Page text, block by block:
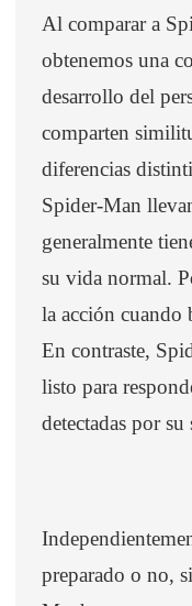
Al comparar a
obtenemos una
desarrollo del
comparten
diferencias
Spider-Man
generalmente
su vida normal.
la acción cuando
En contraste,
listo para
detectadas por
preparado o no,